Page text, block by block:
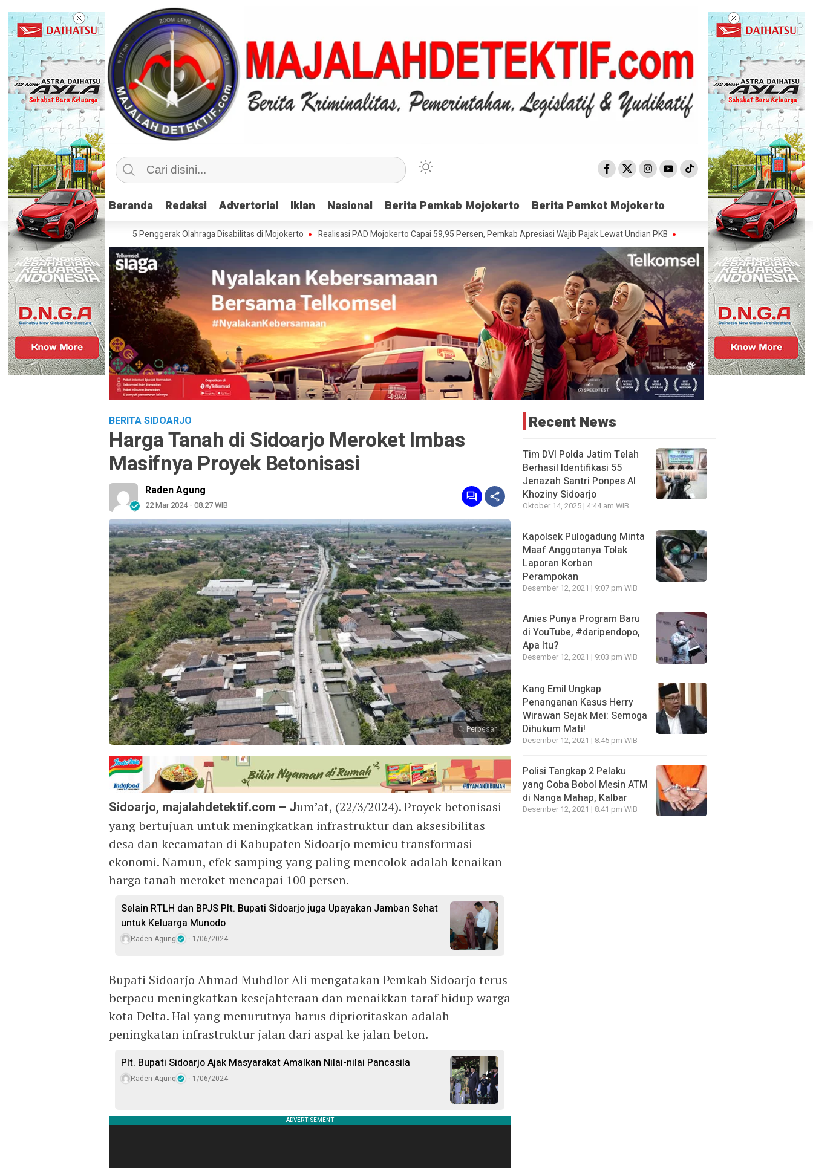
Beranda Redaksi Advertorial Iklan Nasional Berita Pemkab Mojokerto Berita Pemkot Mojokerto
Beranda Redaksi Advertorial Iklan Nasional Berita Pemkab Mojokerto Berita Pemkot Mojokerto
Kemenpora Latih 115 Penggerak Olahraga Disabilitas di Mojokerto Realisasi PAD Mojokerto Capai 59,95 Persen, Pemkab Apresiasi Wajib Pajak Lewat Undian PKB Satpol PP Mojokerto Sisir 15 Titik, Peredaran
BERITA SIDOARJO
Harga Tanah di Sidoarjo Meroket Imbas
Masifnya Proyek Betonisasi
Raden Agung
22 Mar 2024 - 08:27 WIB
Perbesar
Sidoarjo, majalahdetektif.com – Jum’at, (22/3/2024). Proyek betonisasi
yang bertujuan untuk meningkatkan infrastruktur dan aksesibilitas
desa dan kecamatan di Kabupaten Sidoarjo memicu transformasi
ekonomi. Namun, efek samping yang paling mencolok adalah kenaikan
harga tanah meroket mencapai 100 persen.
Selain RTLH dan BPJS Plt. Bupati Sidoarjo juga Upayakan Jamban Sehat
untuk Keluarga Munodo
Raden Agung 1/06/2024
Bupati Sidoarjo Ahmad Muhdlor Ali mengatakan Pemkab Sidoarjo terus
berpacu meningkatkan kesejahteraan dan menaikkan taraf hidup warga
kota Delta. Hal yang menurutnya harus diprioritaskan adalah
peningkatan infrastruktur jalan dari aspal ke jalan beton.
Plt. Bupati Sidoarjo Ajak Masyarakat Amalkan Nilai-nilai Pancasila
Raden Agung 1/06/2024
Recent News
Tim DVI Polda Jatim Telah
Berhasil Identifikasi 55
Jenazah Santri Ponpes Al
Khoziny Sidoarjo
Oktober 14, 2025 | 4:44 am WIB
Kapolsek Pulogadung Minta
Maaf Anggotanya Tolak
Laporan Korban
Perampokan
Desember 12, 2021 | 9:07 pm WIB
Anies Punya Program Baru
di YouTube, #daripendopo,
Apa Itu?
Desember 12, 2021 | 9:03 pm WIB
Kang Emil Ungkap
Penanganan Kasus Herry
Wirawan Sejak Mei: Semoga
Dihukum Mati!
Desember 12, 2021 | 8:45 pm WIB
Polisi Tangkap 2 Pelaku
yang Coba Bobol Mesin ATM
di Nanga Mahap, Kalbar
Desember 12, 2021 | 8:41 pm WIB